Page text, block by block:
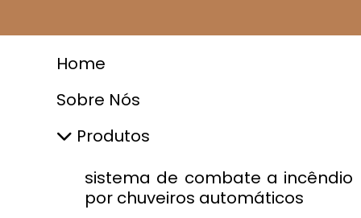
Home
Sobre Nós
Produtos
sistema de combate a incêndio
por chuveiros automáticos